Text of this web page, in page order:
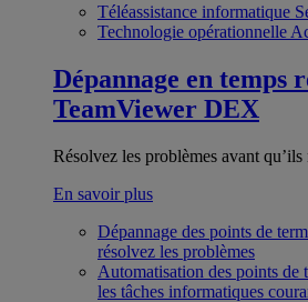
Téléassistance informatique
Technologie opérationnelle
Dépannage en temps
TeamViewer DEX
Résolvez les problèmes avant
En savoir plus
Dépannage des points de
résolvez les problèmes
Automatisation des points de
les tâches informatiques